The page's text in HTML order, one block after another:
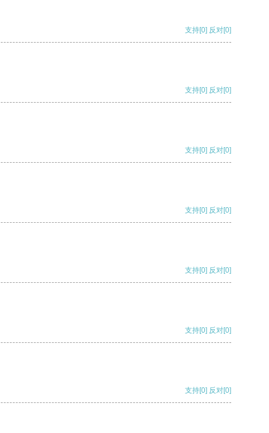
支持[0] 反对[0]
支持[0] 反对[0]
支持[0] 反对[0]
支持[0] 反对[0]
支持[0] 反对[0]
支持[0] 反对[0]
支持[0] 反对[0]